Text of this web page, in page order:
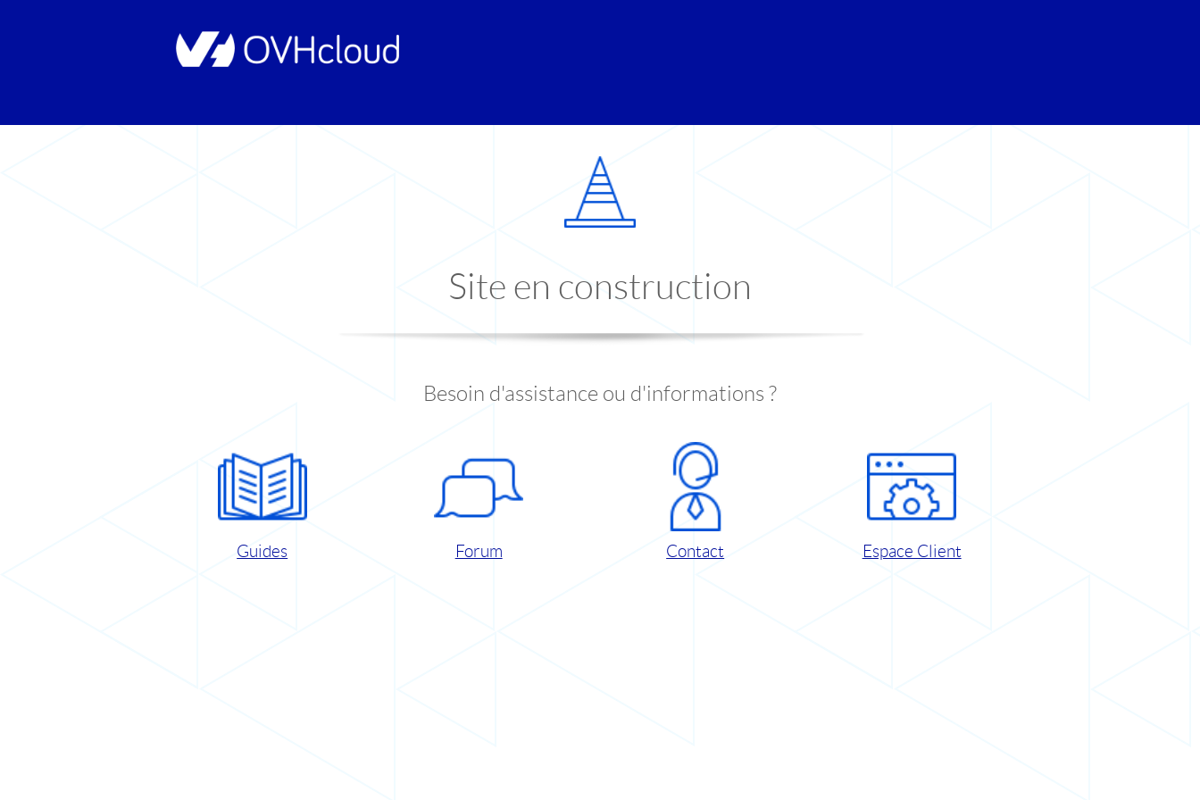
Site en construction
Besoin d'assistance ou d'informations ?
Guides Forum Contact Espace Client